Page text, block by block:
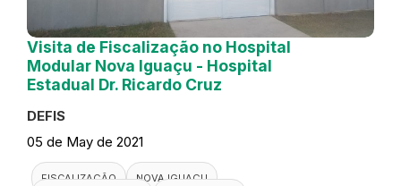
Visita de Fiscalização no Hospital
Modular Nova Iguaçu - Hospital
Estadual Dr. Ricardo Cruz
DEFIS
05 de May de 2021
FISCALIZAÇÃO
NOVA IGUAÇU